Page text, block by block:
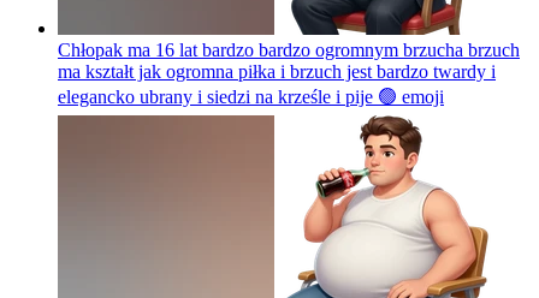
Chłopak ma 16 lat bardzo bardzo ogromnym brzucha brzuch
ma kształt jak ogromna piłka i brzuch jest bardzo twardy i
elegancko ubrany i siedzi na krześle i pije 🟢 emoji